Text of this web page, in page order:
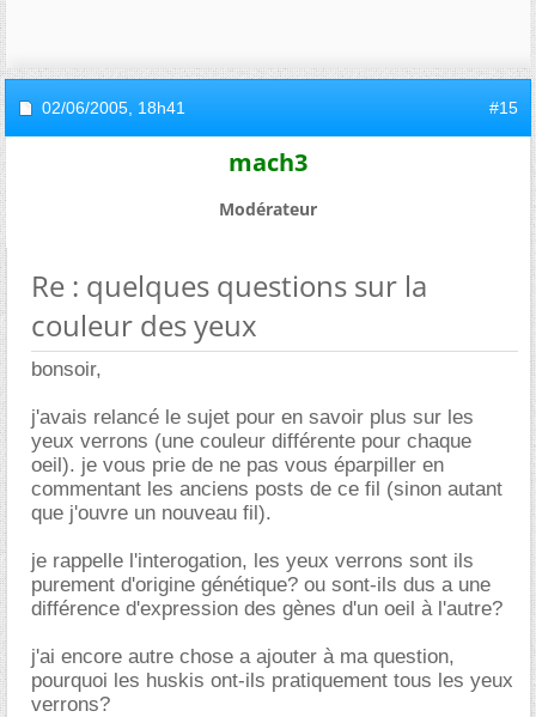
02/06/2005, 18h41 #15
mach3
Modérateur
Re : quelques questions sur la
couleur des yeux
bonsoir,
j'avais relancé le sujet pour en savoir plus sur les
yeux verrons (une couleur différente pour chaque
oeil). je vous prie de ne pas vous éparpiller en
commentant les anciens posts de ce fil (sinon autant
que j'ouvre un nouveau fil).
je rappelle l'interogation, les yeux verrons sont ils
purement d'origine génétique? ou sont-ils dus a une
différence d'expression des gènes d'un oeil à l'autre?
j'ai encore autre chose a ajouter à ma question,
pourquoi les huskis ont-ils pratiquement tous les yeux
verrons?